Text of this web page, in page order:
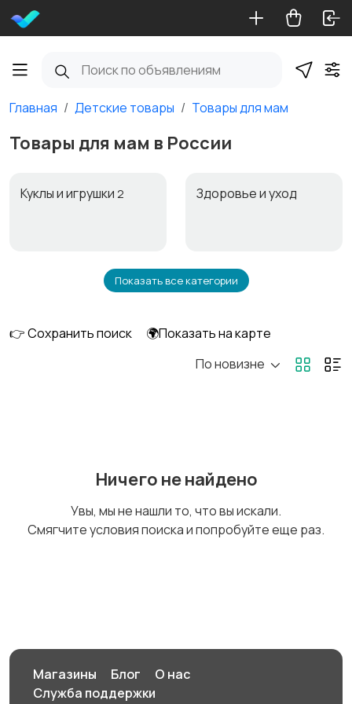
Главная Детские товары Товары для мам
Товары для мам в России
Куклы и игрушки 2 Здоровье и уход
Игрушки и игры
Кормление и питание
детской
Показать все категории
👉 Сохранить поиск
🌍Показать на карте
По новизне
Ничего не найдено
Увы, мы не нашли то, что вы искали.
Смягчите условия поиска и попробуйте еще раз.
Магазины Блог
О нас
Служба поддержки